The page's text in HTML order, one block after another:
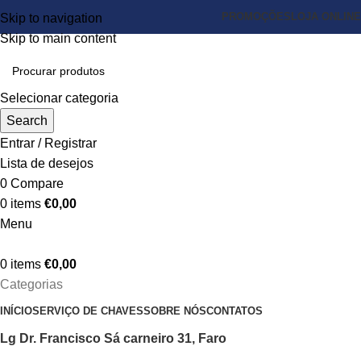
Skip to navigation
Skip to main content
PROMOÇÕES LOJA ONLINE
Selecionar categoria
Search
Entrar / Registrar
Lista de desejos
0 Compare
0 items €0,00
Menu
0 items €0,00
Categorias
INÍCIOSERVIÇO DE CHAVESSOBRE NÓSCONTATOS
Lg Dr. Francisco Sá carneiro 31, Faro